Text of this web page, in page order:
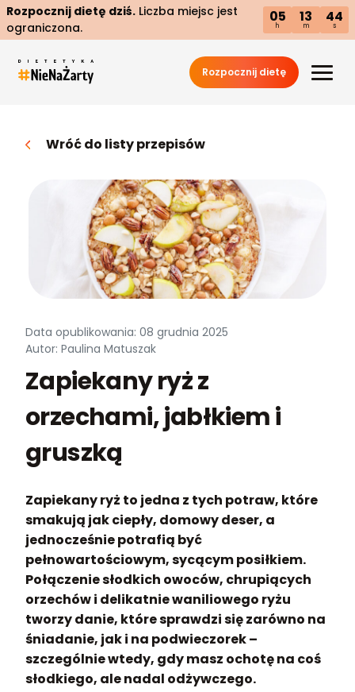
Rozpocznij dietę dziś. Liczba miejsc jest
ograniczona.
05
h
13
m
43
s
Rozpocznij dietę
Wróć do listy przepisów
Data opublikowania: 08 grudnia 2025
Autor: Paulina Matuszak
Zapiekany ryż z
orzechami, jabłkiem i
gruszką
Zapiekany ryż to jedna z tych potraw, które
smakują jak ciepły, domowy deser, a
jednocześnie potrafią być
pełnowartościowym, sycącym posiłkiem.
Połączenie słodkich owoców, chrupiących
orzechów i delikatnie waniliowego ryżu
tworzy danie, które sprawdzi się zarówno na
śniadanie, jak i na podwieczorek –
szczególnie wtedy, gdy masz ochotę na coś
słodkiego, ale nadal odżywczego.